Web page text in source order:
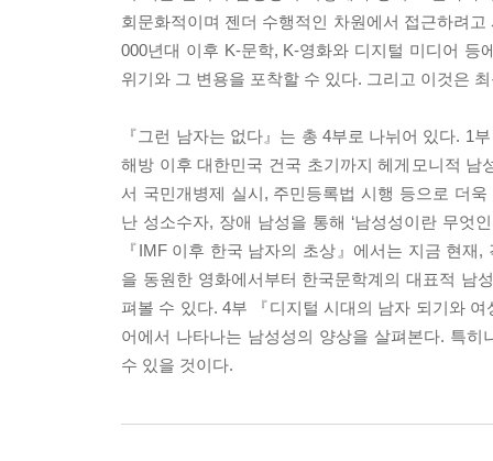
회문화적이며 젠더 수행적인 차원에서 접근하려
000년대 이후 K-문학, K-영화와 디지털 미디어 등
위기와 그 변용을 포착할 수 있다. 그리고 이것은
『그런 남자는 없다』는 총 4부로 나뉘어 있다. 1
해방 이후 대한민국 건국 초기까지 헤게모니적 남
서 국민개병제 실시, 주민등록법 시행 등으로 더
난 성소수자, 장애 남성을 통해 ‘남성성이란 무엇
『IMF 이후 한국 남자의 초상』에서는 지금 현
을 동원한 영화에서부터 한국문학계의 대표적 남
펴볼 수 있다. 4부 『디지털 시대의 남자 되기와
어에서 나타나는 남성성의 양상을 살펴본다. 특
수 있을 것이다.